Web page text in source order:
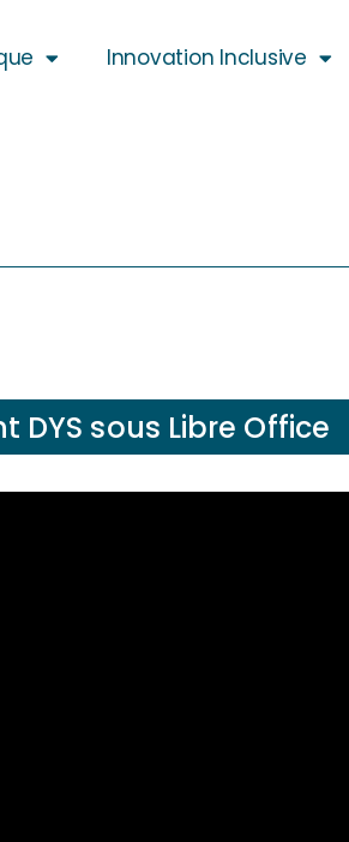
Innovation Inclusive
sous Libre Office